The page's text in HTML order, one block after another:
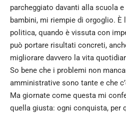
parcheggiato davanti alla scuola
bambini, mi riempie di orgoglio. È
politica, quando è vissuta con
può portare risultati concreti,
migliorare davvero la vita
So bene che i problemi non
amministrative sono tante e che
Ma giornate come questa mi
quella giusta: ogni conquista, per